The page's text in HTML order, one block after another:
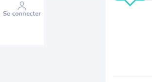
Se connecter